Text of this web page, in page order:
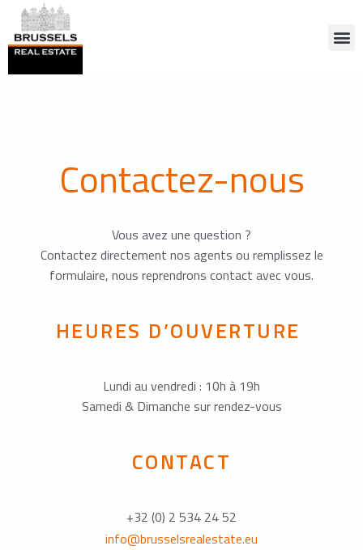
Contactez-nous
Vous avez une question ?
Contactez directement nos agents ou remplissez le
formulaire, nous reprendrons contact avec vous.
HEURES D’OUVERTURE
Lundi au vendredi : 10h à 19h
Samedi & Dimanche sur rendez-vous
CONTACT
+32 (0) 2 534 24 52
info@brusselsrealestate.eu